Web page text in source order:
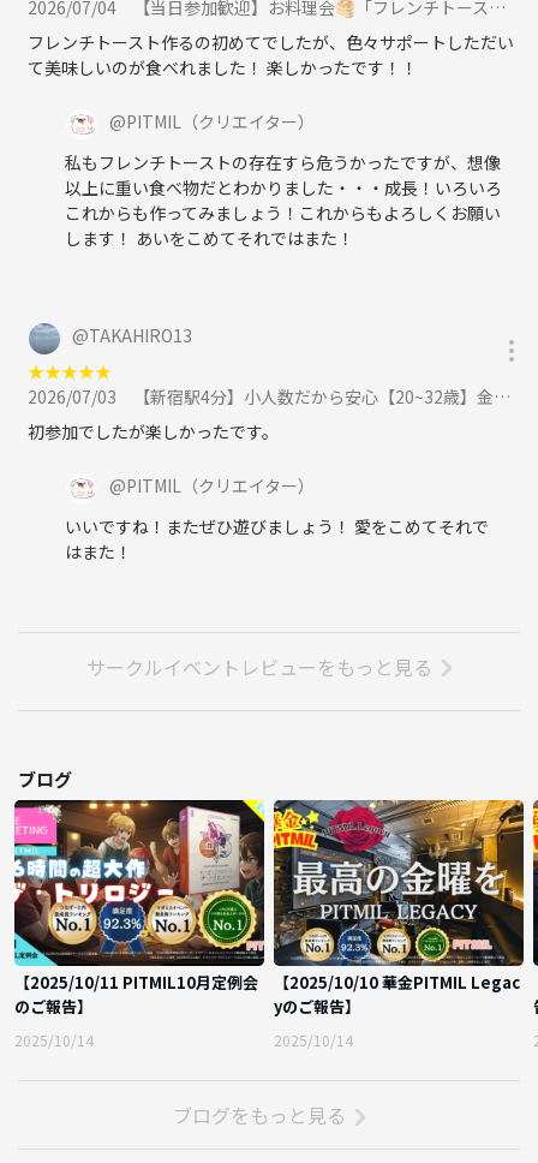
🍹女性からの支持◎
🍹ゆったり
🍹ウェイウェイとしたパリピ系お断り
🍹参加者の質が高い(清潔感、社会的な信用がある仕事をしてる、余裕
⁉️マダミス会なの？❓
当然マダミス会です。
🕵️‍♂️マダミスはそもそもパーティゲーム♟️
🕵️‍♂️派手な飲み会ではないです
🕵️‍♂️マダミス会です
🎈🎈🎈🎈🎈🎈🎈🎈🎈🎈🎈🎈🎈
プレイ可能な作品は下の方に一覧表示
⁉️1人でも参加できますか❓
👍もちろん
😢みんな常識人なのでタバコ吸わない人の隣で爆煙することはないで
🙏参加者に各自持参をお願いしたいもの🙏
🟡飲みたいお酒
🟡食べたいお菓子など
💀参加NG🙅‍♀️
❌マダミス10作品以上プレイしている人
❌ボドゲガチ勢
❌初対面の人との距離感わからない人
❌ナンパ目的
界の勧誘目的の人は即効退場出禁です)
上記に当てはまらない人は大歓迎
2026/07/04
【当日参加歓迎】お料理会🥞「フレンチトーストを作ろう🍽️」大塚駅徒歩1分おしゃれなお部屋『初参加大歓迎』に参加
フレンチトースト作るの初めてでしたが、色々サポートしただい
て美味しいのが食べれました！ 楽しかったです！！
@PITMIL
（クリエイター）
私もフレンチトーストの存在すら危うかったですが、想像
以上に重い食べ物だとわかりました・・・成長！いろいろ
これからも作ってみましょう！これからもよろしくお願い
します！ あいをこめてそれではまた！
@TAKAHIRO13
★★★★★
2026/07/03
【新宿駅4分】小人数だから安心【20~32歳】金曜日にお話ししよう。かんたんボドゲ飲み会（ノンアルOK）に参加
初参加でしたが楽しかったです。
@PITMIL
（クリエイター）
いいですね！またぜひ遊びましょう！ 愛をこめてそれで
はまた！
サークルイベントレビューをもっと見る
ブログ
【2025/10/11 PITMIL10月定例会
のご報告】
2025/10/14
【2025/10/10 華金PITMIL Legac
yのご報告】
2025/10/14
ブログをもっと見る